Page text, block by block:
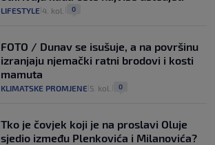
LIFESTYLE 4. kol. 0
FOTO / Dunav se isušuje, a na površinu
izranjaju njemački ratni brodovi i kosti
mamuta
KLIMATSKE PROMJENE 5. kol. 0
Tko je čovjek koji je na proslavi Oluje
sjedio između Plenkovića i Milanovića?